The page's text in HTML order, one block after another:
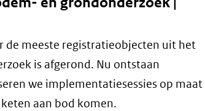
de meeste registratieobjecten uit het
is afgerond. Nu ontstaan
we implementatiesessies op maat
aan bod komen.